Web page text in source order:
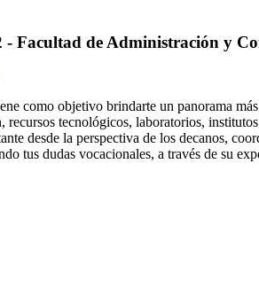
- Facultad de Administración y
como objetivo brindarte un panorama
tecnológicos, laboratorios,
desde la perspectiva de los decanos,
tus dudas vocacionales, a través de su